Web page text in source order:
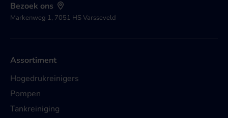
Bezoek ons
Markenweg 1, 7051 HS Varsseveld
Assortiment
Hogedrukreinigers
Pompen
Tankreiniging